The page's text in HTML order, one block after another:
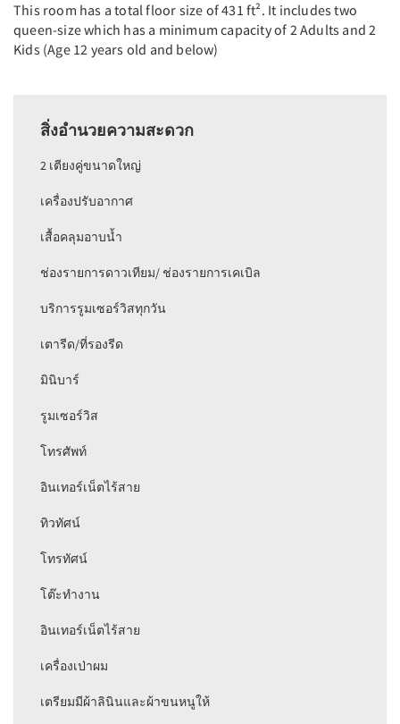
This room has a total floor size of 431 ft². It includes two
queen-size which has a minimum capacity of 2 Adults and 2
Kids (Age 12 years old and below)
สิ่งอำนวยความสะดวก
2 เตียงคู่ขนาดใหญ่
เครื่องปรับอากาศ
เสื้อคลุมอาบน้ำ
ช่องรายการดาวเทียม/ ช่องรายการเคเบิล
บริการรูมเซอร์วิสทุกวัน
เตารีด/ที่รองรีด
มินิบาร์
รูมเซอร์วิส
โทรศัพท์
อินเทอร์เน็ตไร้สาย
ทิวทัศน์
โทรทัศน์
โต๊ะทำงาน
อินเทอร์เน็ตไร้สาย
เครื่องเป่าผม
เตรียมมีผ้าลินินและผ้าขนหนูให้